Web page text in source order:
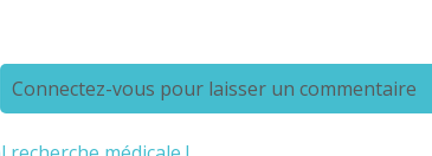
Connectez-vous pour laisser un commentaire